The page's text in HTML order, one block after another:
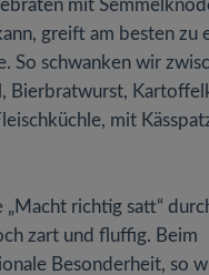
mit
greift am besten zu
So schwanken wir
Bierbratwurst,
mit
richtig satt“
zart und fluffig. Beim
Besonderheit, so